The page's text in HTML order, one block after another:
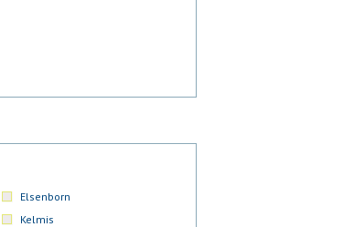
Elsenborn
Kelmis